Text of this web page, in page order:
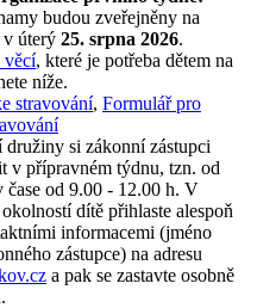
budou zveřejněny na
úterý 25. srpna 2026.
věcí, které je potřeba dětem na
níže.
stravování, Formulář pro
si zákonní zástupci
v přípravném týdnu, tzn. od
čase od 9.00 - 12.00 h. V
dítě přihlaste alespoň
informacemi (jméno
zástupce) na adresu
a pak se zastavte osobně